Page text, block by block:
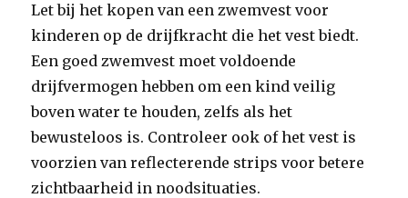
Let bij het kopen van een zwemvest voor
kinderen op de drijfkracht die het vest biedt.
Een goed zwemvest moet voldoende
drijfvermogen hebben om een kind veilig
boven water te houden, zelfs als het
bewusteloos is. Controleer ook of het vest is
voorzien van reflecterende strips voor betere
zichtbaarheid in noodsituaties.